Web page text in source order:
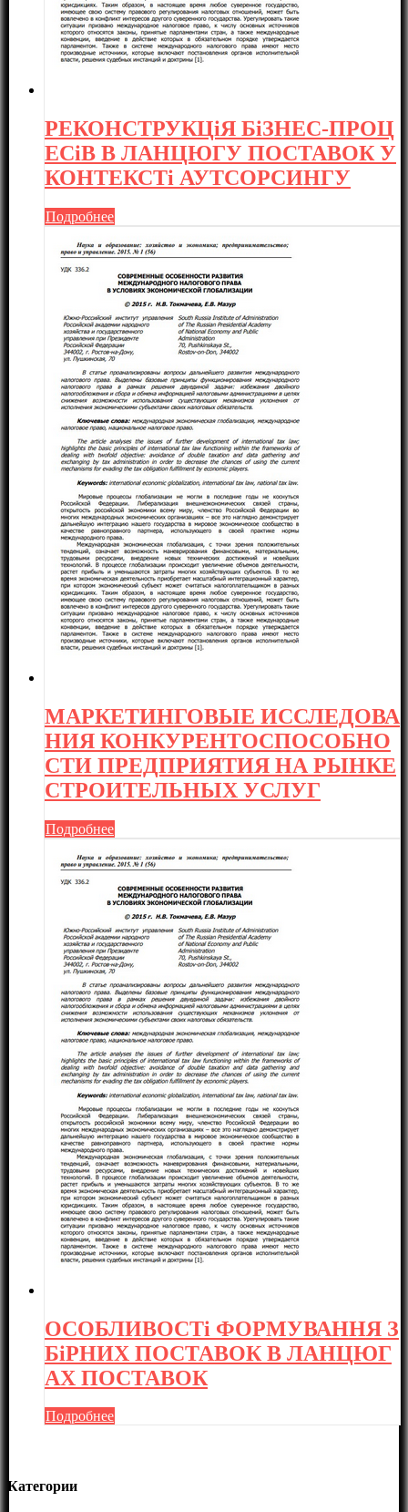
РЕКОНСТРУКЦіЯ БіЗНЕС-ПРОЦ
ЕСіВ В ЛАНЦЮГУ ПОСТАВОК У
КОНТЕКСТі АУТСОРСИНГУ
Подробнее
МАРКЕТИНГОВЫЕ ИССЛЕДОВА
НИЯ КОНКУРЕНТОСПОСОБНО
СТИ ПРЕДПРИЯТИЯ НА РЫНКЕ
СТРОИТЕЛЬНЫХ УСЛУГ
Подробнее
ОСОБЛИВОСТі ФОРМУВАННЯ З
БіРНИХ ПОСТАВОК В ЛАНЦЮГ
АХ ПОСТАВОК
Подробнее
Категории